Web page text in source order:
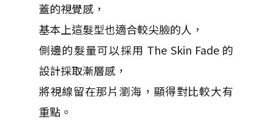
蓋的視覺感，
基本上這髮型也適合較尖臉的人，
側邊的髮量可以採用 The Skin Fade 的
設計採取漸層感，
將視線留在那片瀏海，顯得對比較大有
重點。